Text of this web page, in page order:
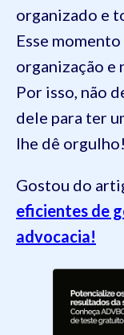
organizado e
Esse
organização e
Por isso, não
dele para ter
lhe dê orgulho!
Gostou do
eficientes de
advocacia!